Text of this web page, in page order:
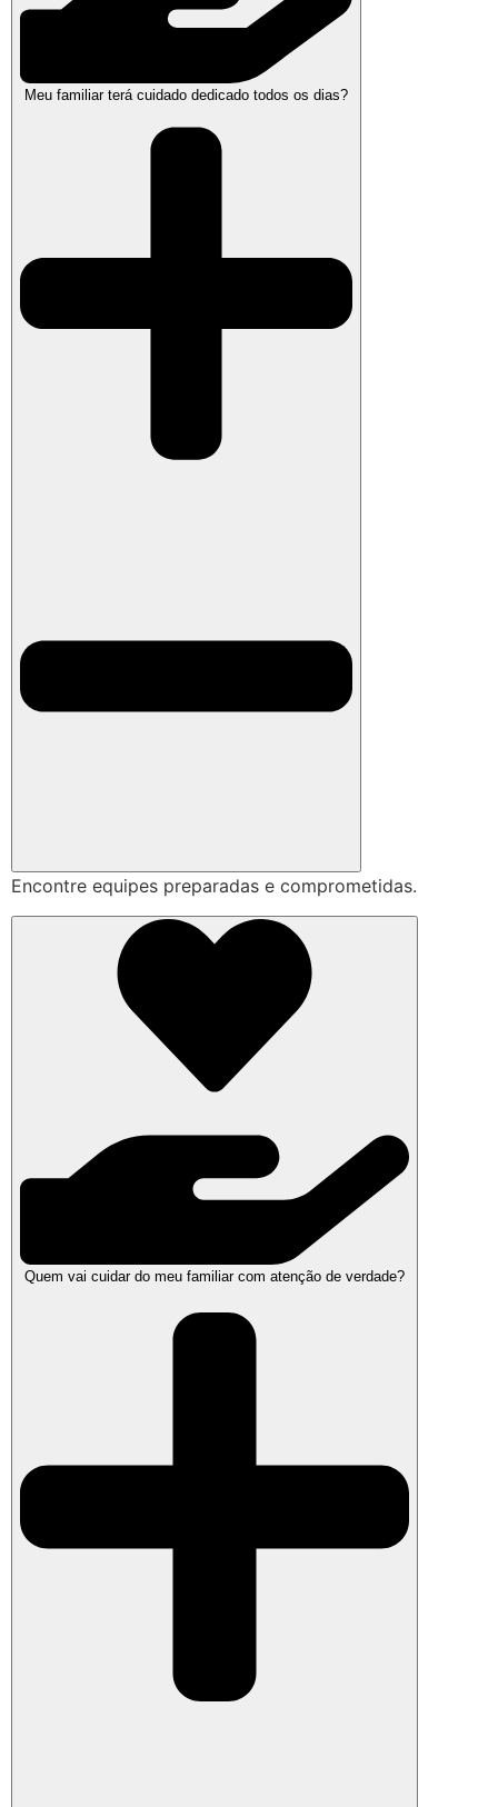
Meu familiar terá cuidado dedicado todos os dias?
Encontre equipes preparadas e comprometidas.
Quem vai cuidar do meu familiar com atenção de verdade?